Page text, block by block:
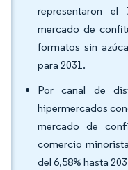
representaron
mercado de
formatos sin
para 2031.
Por canal de
hipermercados
mercado de
comercio
del 6,58% hasta